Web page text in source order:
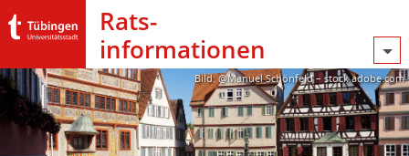
Rats­
informationen
Bild: @Manuel Schönfeld – stock.adobe.com